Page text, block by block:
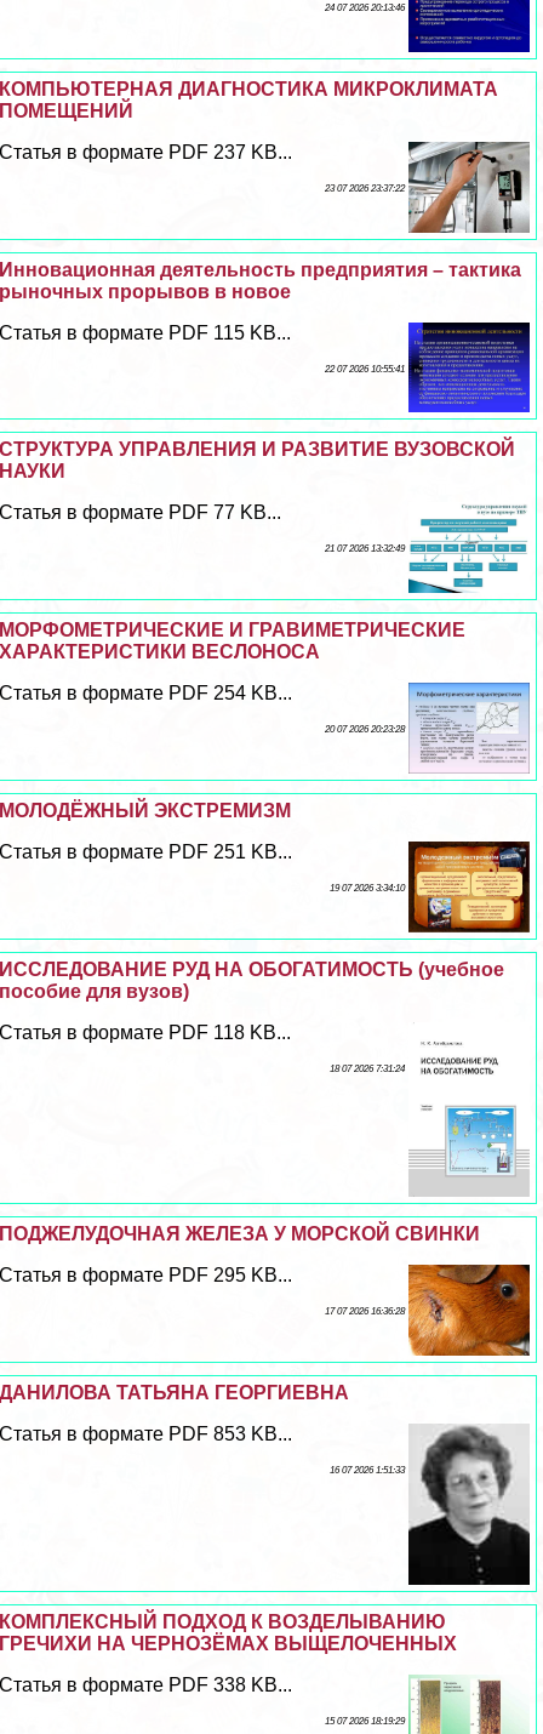
24 07 2026 20:13:46
КОМПЬЮТЕРНАЯ ДИАГНОСТИКА МИКРОКЛИМАТА
ПОМЕЩЕНИЙ
Статья в формате PDF 237 KB...
23 07 2026 23:37:22
Инновационная деятельность предприятия – тактика
рыночных прорывов в новое
Статья в формате PDF 115 KB...
22 07 2026 10:55:41
СТРУКТУРА УПРАВЛЕНИЯ И РАЗВИТИЕ ВУЗОВСКОЙ
НАУКИ
Статья в формате PDF 77 KB...
21 07 2026 13:32:49
МОРФОМЕТРИЧЕСКИЕ И ГРАВИМЕТРИЧЕСКИЕ
ХАРАКТЕРИСТИКИ ВЕСЛОНОСА
Статья в формате PDF 254 KB...
20 07 2026 20:23:28
МОЛОДЁЖНЫЙ ЭКСТРЕМИЗМ
Статья в формате PDF 251 KB...
19 07 2026 3:34:10
ИССЛЕДОВАНИЕ РУД НА ОБОГАТИМОСТЬ (учебное
пособие для вузов)
Статья в формате PDF 118 KB...
18 07 2026 7:31:24
ПОДЖЕЛУДОЧНАЯ ЖЕЛЕЗА У МОРСКОЙ СВИНКИ
Статья в формате PDF 295 KB...
17 07 2026 16:36:28
ДАНИЛОВА ТАТЬЯНА ГЕОРГИЕВНА
Статья в формате PDF 853 KB...
16 07 2026 1:51:33
КОМПЛЕКСНЫЙ ПОДХОД К ВОЗДЕЛЫВАНИЮ
ГРЕЧИХИ НА ЧЕРНОЗЁМАХ ВЫЩЕЛОЧЕННЫХ
Статья в формате PDF 338 KB...
15 07 2026 18:19:29